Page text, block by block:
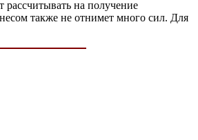
на получение
также не отнимет много сил. Для